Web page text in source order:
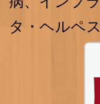
タ・ヘルペ